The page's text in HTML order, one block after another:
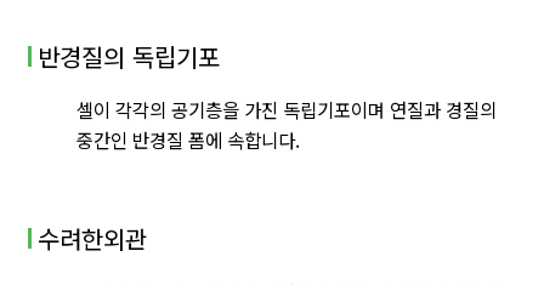
반경질의 독립기포
셀이 각각의 공기층을 가진 독립기포이며 연질과 경질의
중간인 반경질 폼에 속합니다.
수려한외관